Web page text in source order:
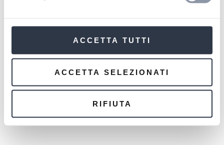
ACCETTA TUTTI
ACCETTA SELEZIONATI
RIFIUTA